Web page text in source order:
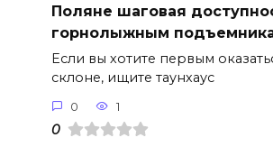
Поляне шаговая
горнолыжным
Если вы хотите первым
склоне, ищите таунхаус
0 1
0